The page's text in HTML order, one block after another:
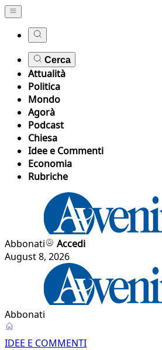
Cerca
Attualità
Politica
Mondo
Agorà
Podcast
Chiesa
Idee e Commenti
Economia
Rubriche
Abbonati
Accedi
August 8, 2026
Abbonati
IDEE E COMMENTI